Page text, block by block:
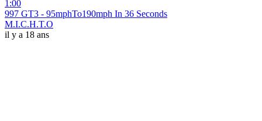
1:00
997 GT3 - 95mphTo190mph In 36 Seconds
M.I.C.H.T.O
il y a 18 ans